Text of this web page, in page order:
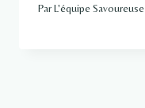
ParL'équipe Savoureuse